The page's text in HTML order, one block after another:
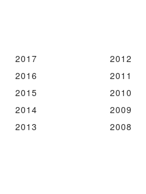
2017
2016
2015
2014
2013
2012
2011
2010
2009
2008